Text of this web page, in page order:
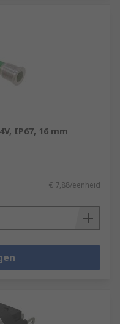
IP67, 16 mm
€ 7,88/eenheid